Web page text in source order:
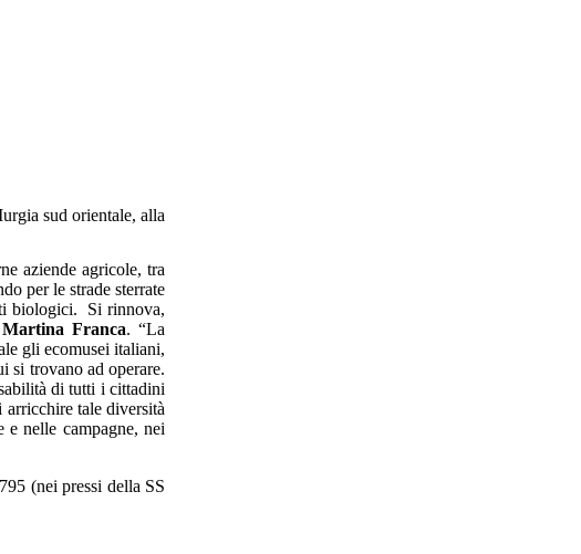
sud orientale, alla
aziende agricole, tra
per le strade sterrate
biologici. Si rinnova,
Franca. “La
gli ecomusei italiani,
si trovano ad operare.
di tutti i cittadini
arricchire tale diversità
nelle campagne, nei
(nei pressi della SS